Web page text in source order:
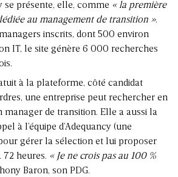
se présente, elle, comme « la première
au management de transition ».
inscrits, dont 500 environ
IT, le site génère 6 000 recherches
à la plateforme, côté candidat
une entreprise peut rechercher en
manager de transition. Elle a aussi la
à l’équipe d’Adequancy (une
gérer la sélection et lui proposer
72 heures. « Je ne crois pas au 100 %
Baron, son PDG.